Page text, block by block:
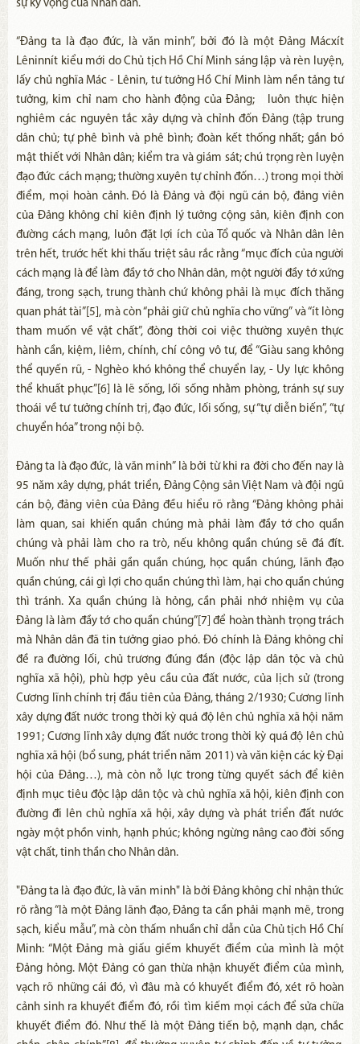
sự kỳ vọng của Nhân dân.
“Đảng ta là đạo đức, là văn minh”, bởi đó là một Đảng Mácxít
Lêninnít kiểu mới do Chủ tịch Hồ Chí Minh sáng lập và rèn luyện,
lấy chủ nghĩa Mác - Lênin, tư tưởng Hồ Chí Minh làm nền tảng tư
tưởng, kim chỉ nam cho hành động của Đảng; luôn thực hiện
nghiêm các nguyên tắc xây dựng và chỉnh đốn Đảng (tập trung
dân chủ; tự phê bình và phê bình; đoàn kết thống nhất; gắn bó
mật thiết với Nhân dân; kiểm tra và giám sát; chú trọng rèn luyện
đạo đức cách mạng; thường xuyên tự chỉnh đốn…) trong mọi thời
điểm, mọi hoàn cảnh. Đó là Đảng và đội ngũ cán bộ, đảng viên
của Đảng không chỉ kiên định lý tưởng cộng sản, kiên định con
đường cách mạng, luôn đặt lợi ích của Tổ quốc và Nhân dân lên
trên hết, trước hết khi thấu triệt sâu rắc rằng “mục đích của người
cách mạng là để làm đầy tớ cho Nhân dân, một người đầy tớ xứng
đáng, trong sạch, trung thành chứ không phải là mục đích thăng
quan phát tài”[5], mà còn “phải giữ chủ nghĩa cho vững” và “ít lòng
tham muốn về vật chất”, đòng thời coi việc thường xuyên thực
hành cần, kiệm, liêm, chính, chí công vô tư, để “Giàu sang không
thể quyến rũ, - Nghèo khó không thể chuyển lay, - Uy lực không
thể khuất phục”[6] là lẽ sống, lối sống nhằm phòng, tránh sự suy
thoái về tư tưởng chính trị, đạo đức, lối sống, sự “tự diễn biến”, “tự
chuyển hóa” trong nội bộ.
Đảng ta là đạo đức, là văn minh” là bởi từ khi ra đời cho đến nay là
95 năm xây dựng, phát triển, Đảng Cộng sản Việt Nam và đội ngũ
cán bộ, đảng viên của Đảng đều hiểu rõ rằng “Đảng không phải
làm quan, sai khiến quần chúng mà phải làm đầy tớ cho quần
chúng và phải làm cho ra trò, nếu không quần chúng sẽ đá đít.
Muốn như thế phải gần quần chúng, học quần chúng, lãnh đạo
quần chúng, cái gì lợi cho quần chúng thì làm, hại cho quần chúng
thì tránh. Xa quần chúng là hỏng, cần phải nhớ nhiệm vụ của
Đảng là làm đầy tớ cho quần chúng”[7] để hoàn thành trọng trách
mà Nhân dân đã tin tưởng giao phó. Đó chính là Đảng không chỉ
đề ra đường lối, chủ trương đúng đắn (độc lập dân tộc và chủ
nghĩa xã hội), phù hợp yêu cầu của đất nước, của lịch sử (trong
Cương lĩnh chính trị đầu tiên của Đảng, tháng 2/1930; Cương lĩnh
xây dựng đất nước trong thời kỳ quá độ lên chủ nghĩa xã hội năm
1991; Cương lĩnh xây dựng đất nước trong thời kỳ quá độ lên chủ
nghĩa xã hội (bổ sung, phát triển năm 2011) và văn kiện các kỳ Đại
hội của Đảng…), mà còn nỗ lực trong từng quyết sách để kiên
định mục tiêu độc lập dân tộc và chủ nghĩa xã hội, kiên định con
đường đi lên chủ nghĩa xã hội, xây dựng và phát triển đất nước
ngày một phồn vinh, hạnh phúc; không ngừng nâng cao đời sống
vật chất, tinh thần cho Nhân dân.
"Đảng ta là đạo đức, là văn minh" là bởi Đảng không chỉ nhận thức
rõ rằng “là một Đảng lãnh đạo, Đảng ta cần phải mạnh mẽ, trong
sạch, kiểu mẫu”, mà còn thấm nhuần chỉ dẫn của Chủ tịch Hồ Chí
Minh: “Một Đảng mà giấu giếm khuyết điểm của mình là một
Đảng hỏng. Một Đảng có gan thừa nhận khuyết điểm của mình,
vạch rõ những cái đó, vì đâu mà có khuyết điểm đó, xét rõ hoàn
cảnh sinh ra khuyết điểm đó, rồi tìm kiếm mọi cách để sửa chữa
khuyết điểm đó. Như thế là một Đảng tiến bộ, mạnh dạn, chắc